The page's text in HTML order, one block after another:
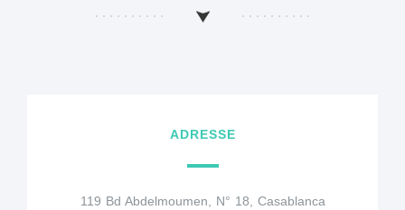
ADRESSE
119 Bd Abdelmoumen, N° 18, Casablanca